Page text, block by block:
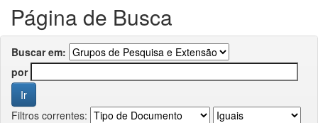
Página de Busca
Buscar em:
por
Filtros correntes: